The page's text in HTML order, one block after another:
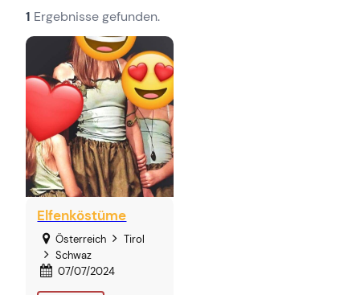
1 Ergebnisse gefunden.
Elfenköstüme
Österreich
Tirol
Schwaz
07/07/2024